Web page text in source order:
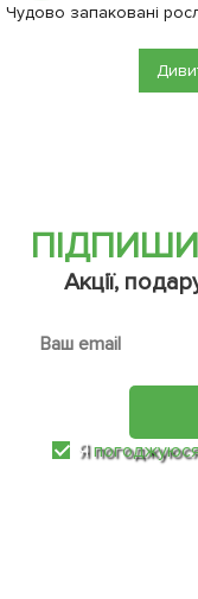
Чудово запаковані
Акції,
Я